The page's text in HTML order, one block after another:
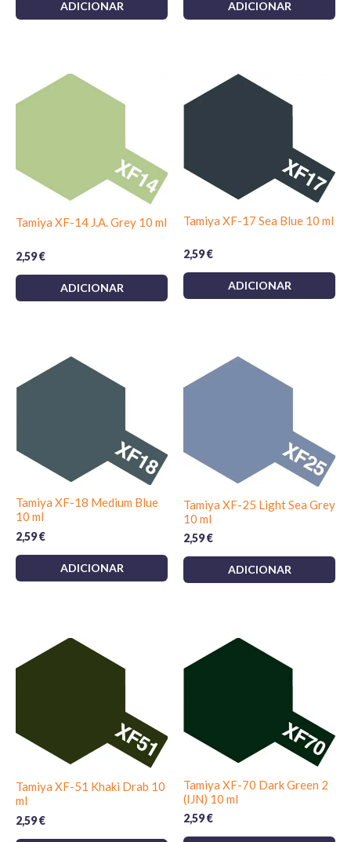
ADICIONAR ADICIONAR
Tamiya XF-14 J.A. Grey 10 ml
2,59€
ADICIONAR
Tamiya XF-17 Sea Blue 10 ml
2,59€
ADICIONAR
Tamiya XF-18 Medium Blue
10 ml
2,59€
ADICIONAR
Tamiya XF-25 Light Sea Grey
10 ml
2,59€
ADICIONAR
Tamiya XF-51 Khaki Drab 10
ml
2,59€
Tamiya XF-70 Dark Green 2
(IJN) 10 ml
2,59€